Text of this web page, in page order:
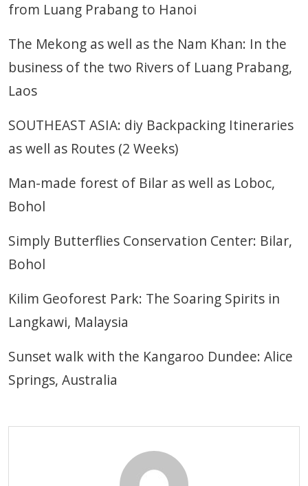
from Luang Prabang to Hanoi
The Mekong as well as the Nam Khan: In the
business of the two Rivers of Luang Prabang,
Laos
SOUTHEAST ASIA: diy Backpacking Itineraries
as well as Routes (2 Weeks)
Man-made forest of Bilar as well as Loboc,
Bohol
Simply Butterflies Conservation Center: Bilar,
Bohol
Kilim Geoforest Park: The Soaring Spirits in
Langkawi, Malaysia
Sunset walk with the Kangaroo Dundee: Alice
Springs, Australia